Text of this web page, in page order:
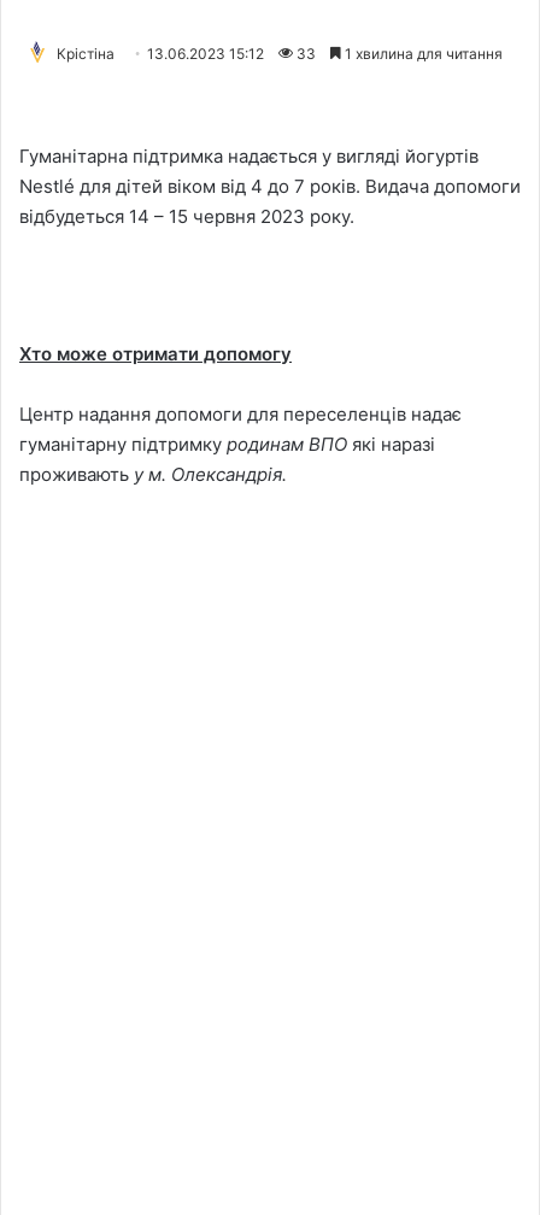
Крістіна 13.06.2023 15:12 33 1 хвилина для читання
Гуманітарна підтримка надається у вигляді йогуртів
Nestlé для дітей віком від 4 до 7 років. Видача допомоги
відбудеться 14 – 15 червня 2023 року.
Хто може отримати допомогу
Центр надання допомоги для переселенців надає
гуманітарну підтримку родинам ВПО які наразі
проживають у м. Олександрія.